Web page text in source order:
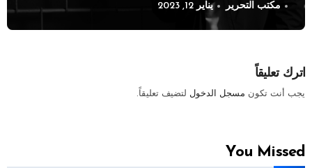
مكتب التحرير يناير 12, 2023
اترك تعليقاً
يجب أنت تكون مسجل الدخول لتضيف تعليقاً.
You Missed